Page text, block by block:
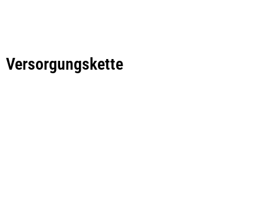
Versorgungskette